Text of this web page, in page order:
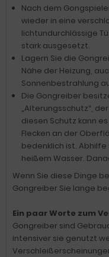
Nach dem
wieder in eine
lichtundurchlässige
stark ausgesetzt.
Lagern Sie die
Nähe der Heizung,
Sonnenbestrahlung
Die Gongreiber
„Alterungsschutz“,
diesen Schutz kann
Flecken an der
bedenklich ist.
heißem Wasser.
Wenn Sie diese Dinge
Gongreiber Sie lange
Ein paar Worte zum
Gongreiber sind
intensiver sie genutzt